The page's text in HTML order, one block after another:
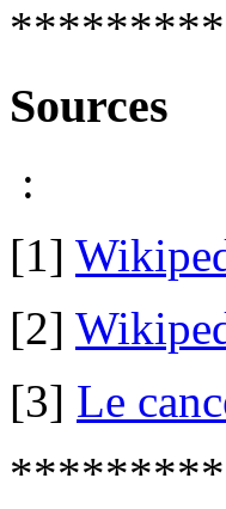
Sources
:
[1]
[2]
[3] Le